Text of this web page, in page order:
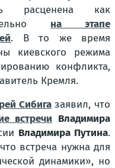
расценена как
на этапе
. В то же время
киевского режима
конфликта,
Кремля.
Сибигазаявил, что
встречи Владимира
Владимира Путина.
встреча нужна для
динамики», но